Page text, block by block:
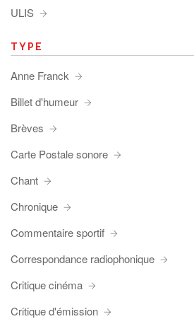
ULIS
TYPE
Anne Franck
Billet d'humeur
Brèves
Carte Postale sonore
Chant
Chronique
Commentaire sportif
Correspondance radiophonique
Critique cinéma
Critique d'émission